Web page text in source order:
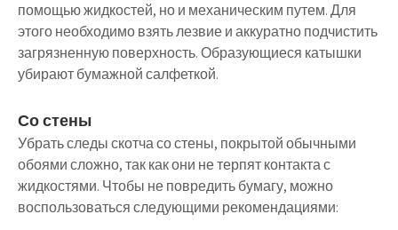
помощью жидкостей, но и механическим путем. Для
этого необходимо взять лезвие и аккуратно подчистить
загрязненную поверхность. Образующиеся катышки
убирают бумажной салфеткой.
Со стены
Убрать следы скотча со стены, покрытой обычными
обоями сложно, так как они не терпят контакта с
жидкостями. Чтобы не повредить бумагу, можно
воспользоваться следующими рекомендациями: